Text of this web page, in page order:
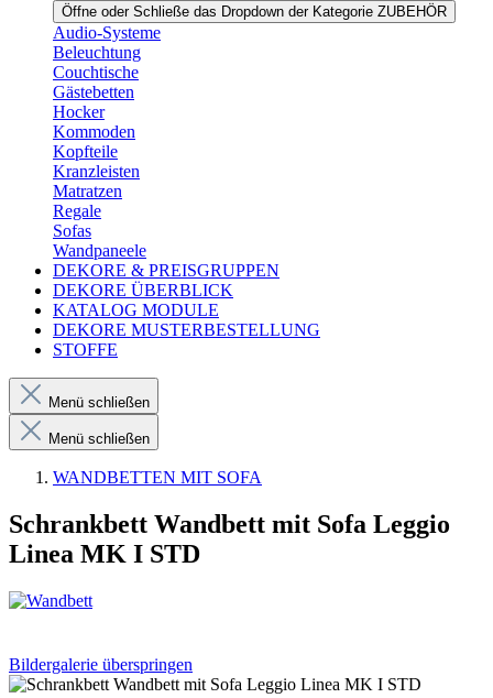
Öffne oder Schließe das Dropdown der Kategorie ZUBEHÖR
Audio-Systeme
Beleuchtung
Couchtische
Gästebetten
Hocker
Kommoden
Kopfteile
Kranzleisten
Matratzen
Regale
Sofas
Wandpaneele
DEKORE & PREISGRUPPEN
DEKORE ÜBERBLICK
KATALOG MODULE
DEKORE MUSTERBESTELLUNG
STOFFE
Menü schließen
Menü schließen
WANDBETTEN MIT SOFA
Schrankbett Wandbett mit Sofa Leggio
Linea MK I STD
Bildergalerie überspringen